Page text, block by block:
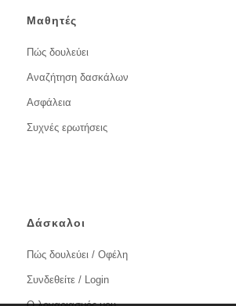
Μαθητές
Πώς δουλεύει
Αναζήτηση δασκάλων
Ασφάλεια
Συχνές ερωτήσεις
Δάσκαλοι
Πώς δουλεύει / Οφέλη
Συνδεθείτε / Login